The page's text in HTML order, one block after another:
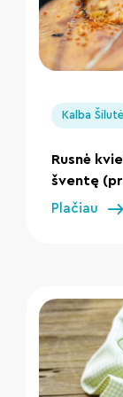
Kalba Šilutė
Rusnė
šventę
Plačiau